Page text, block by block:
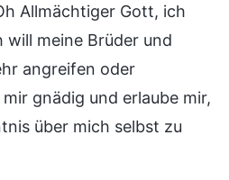
Allmächtiger Gott, ich
meine Brüder und
angreifen oder
gnädig und erlaube mir,
über mich selbst zu